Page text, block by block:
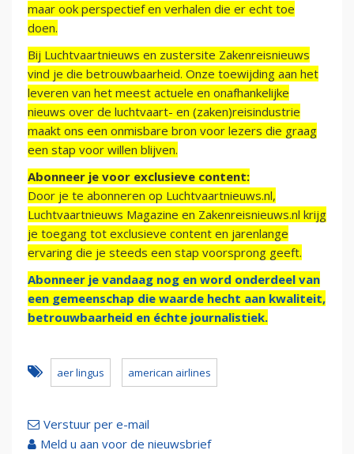
maar ook perspectief en verhalen die er echt toe
doen.
Bij Luchtvaartnieuws en zustersite Zakenreisnieuws
vind je die betrouwbaarheid. Onze toewijding aan het
leveren van het meest actuele en onafhankelijke
nieuws over de luchtvaart- en (zaken)reisindustrie
maakt ons een onmisbare bron voor lezers die graag
een stap voor willen blijven.
Abonneer je voor exclusieve content:
Door je te abonneren op Luchtvaartnieuws.nl,
Luchtvaartnieuws Magazine en Zakenreisnieuws.nl krijg
je toegang tot exclusieve content en jarenlange
ervaring die je steeds een stap voorsprong geeft.
Abonneer je vandaag nog en word onderdeel van
een gemeenschap die waarde hecht aan kwaliteit,
betrouwbaarheid en échte journalistiek.
aer lingus american airlines
Verstuur per e-mail
Meld u aan voor de nieuwsbrief